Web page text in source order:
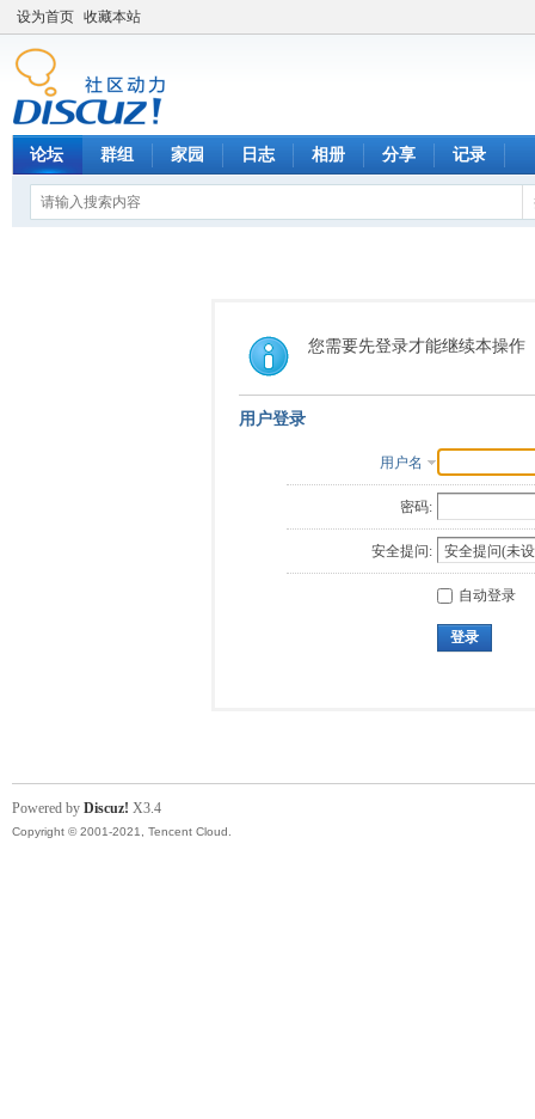
设为首页 收藏本站
论坛 群组 家园 日志 相册 分享 记录
您需要先登录才能继续本操作
用户登录
用户名
密码:
安全提问:
自动登录
登录
Powered by Discuz! X3.4
Copyright © 2001-2021, Tencent Cloud.